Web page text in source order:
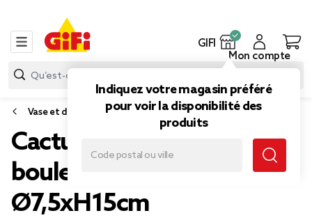
GIFI
Indiquez votre magasin préféré
pour voir la disponibilité des
produits
Mon compte
Vase et déco florale
Cactus artificiel double
boule vert et jaune
Ø7,5xH15cm